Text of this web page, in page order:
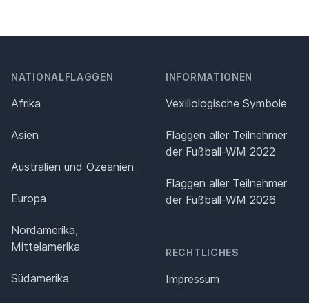
NATIONALFLAGGEN
Afrika
Asien
Australien und Ozeanien
Europa
Nordamerika,
Mittelamerika
Südamerika
INFORMATIONEN
Vexillologische Symbole
Flaggen aller Teilnehmer
der Fußball-WM 2022
Flaggen aller Teilnehmer
der Fußball-WM 2026
RECHTLICHES
Impressum